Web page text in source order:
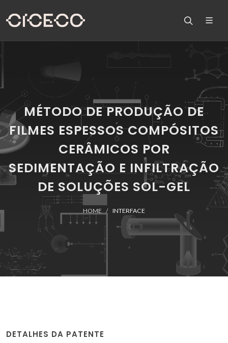
MÉTODO DE PRODUÇÃO DE
FILMES ESPESSOS COMPÓSITOS
CERÂMICOS POR
SEDIMENTAÇÃO E INFILTRAÇÃO
DE SOLUÇÕES SOL-GEL
HOME INTERFACE
DETALHES DA PATENTE